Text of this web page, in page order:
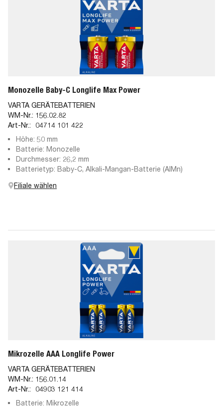
Monozelle Baby-C Longlife Max Power
VARTA GERÄTEBATTERIEN
WM-Nr.: 156.02.82
Art-Nr.:
04714 101 422
Höhe: 50 mm
Batterie: Monozelle
Durchmesser: 26,2 mm
Batterietyp: Baby-C, Alkali-Mangan-Batterie (AlMn)
Filiale wählen
Mikrozelle AAA Longlife Power
VARTA GERÄTEBATTERIEN
WM-Nr.: 156.01.14
Art-Nr.:
04903 121 414
Batterie: Mikrozelle